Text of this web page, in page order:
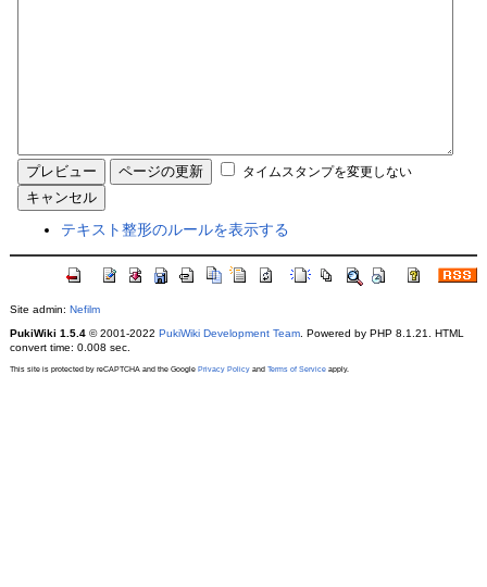
タイムスタンプを変更しない
テキスト整形のルールを表示する
Site admin: Nefilm
PukiWiki 1.5.4© 2001-2022 PukiWiki Development Team. Powered by PHP 8.1.21. HTML
convert time: 0.008 sec.
This site is protected by reCAPTCHA and the Google Privacy Policyand Terms of Serviceapply.